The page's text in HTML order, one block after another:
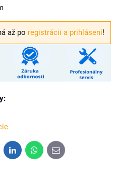
až po registrácii a prihlásení!
LinkedInWhatsApp
E-
mail